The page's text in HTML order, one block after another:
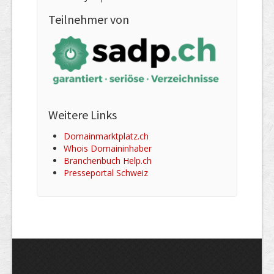
Teilnehmer von
Weitere Links
Domainmarktplatz.ch
Whois Domaininhaber
Branchenbuch Help.ch
Presseportal Schweiz